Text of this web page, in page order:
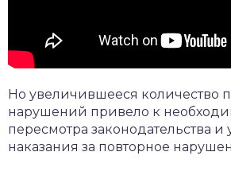
Но увеличившееся количество
нарушений привело к
пересмотра законодательства и
наказания за повторное